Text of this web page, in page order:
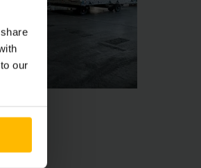
our